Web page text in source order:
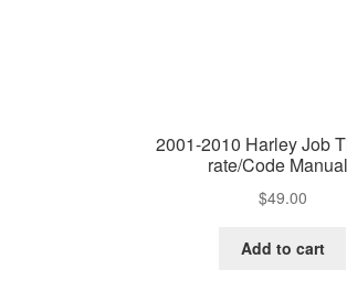
2001-2010 Harley Job
rate/Code
$49.00
Add to cart